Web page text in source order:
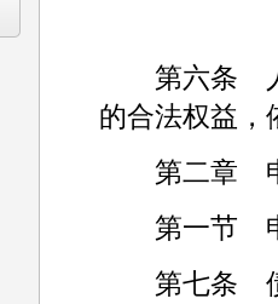
第六条 人
的合法权益，
第二章 申
第一节
第七条 债